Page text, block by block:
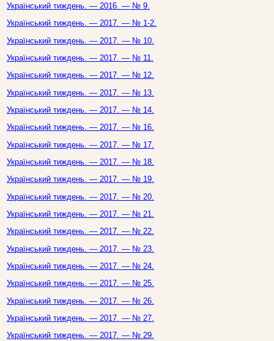
Український тиждень. — 2016. — № 9.
Український тиждень. — 2017. — № 1-2.
Український тиждень. — 2017. — № 10.
Український тиждень. — 2017. — № 11.
Український тиждень. — 2017. — № 12.
Український тиждень. — 2017. — № 13.
Український тиждень. — 2017. — № 14.
Український тиждень. — 2017. — № 16.
Український тиждень. — 2017. — № 17.
Український тиждень. — 2017. — № 18.
Український тиждень. — 2017. — № 19.
Український тиждень. — 2017. — № 20.
Український тиждень. — 2017. — № 21.
Український тиждень. — 2017. — № 22.
Український тиждень. — 2017. — № 23.
Український тиждень. — 2017. — № 24.
Український тиждень. — 2017. — № 25.
Український тиждень. — 2017. — № 26.
Український тиждень. — 2017. — № 27.
Український тиждень. — 2017. — № 29.